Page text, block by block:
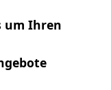
um Ihren